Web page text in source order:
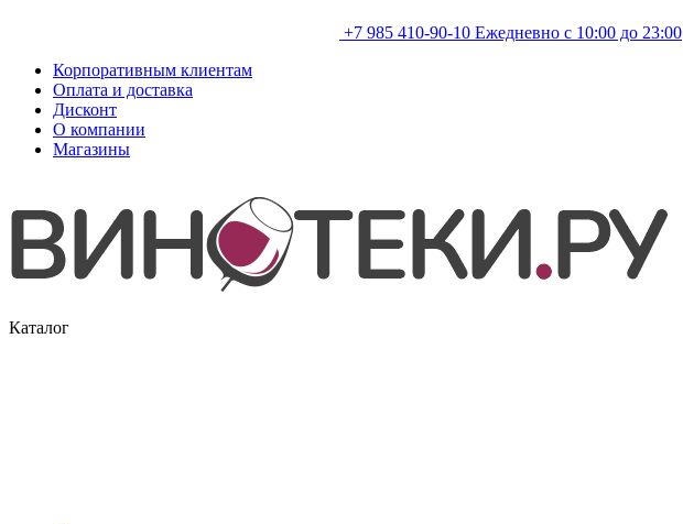
+7 985 410-90-10 Ежедневно с 10:00 до 23:00
Корпоративным клиентам
Оплата и доставка
Дисконт
О компании
Магазины
Каталог